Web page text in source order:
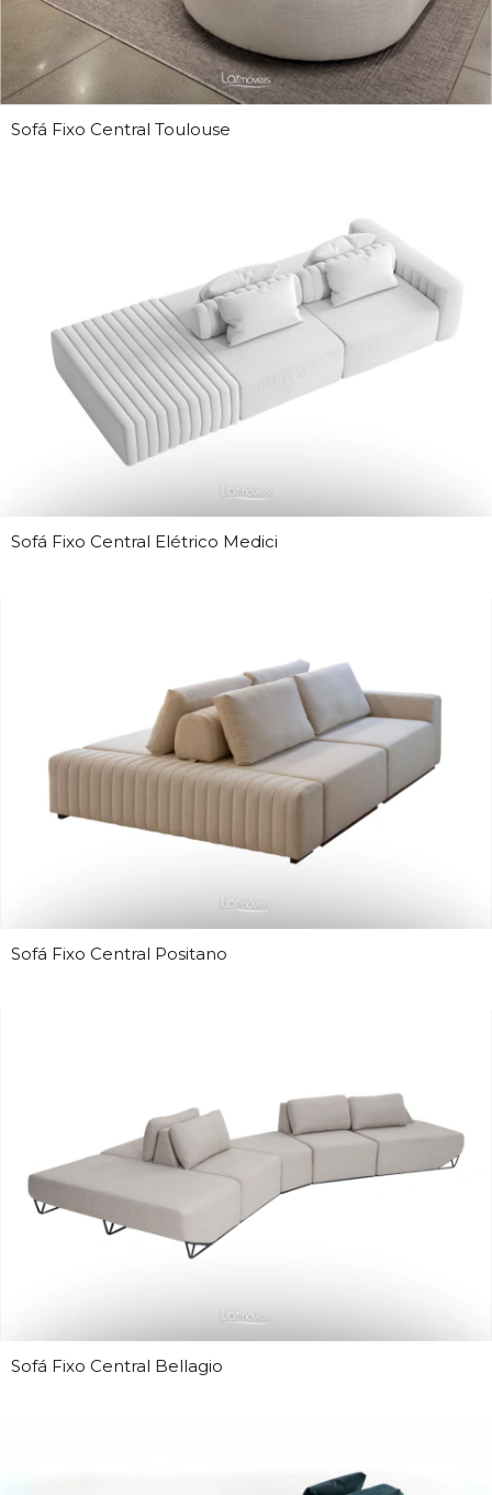
Sofá Fixo Central Toulouse
Sofá Fixo Central Elétrico Medici
Sofá Fixo Central Positano
Sofá Fixo Central Bellagio